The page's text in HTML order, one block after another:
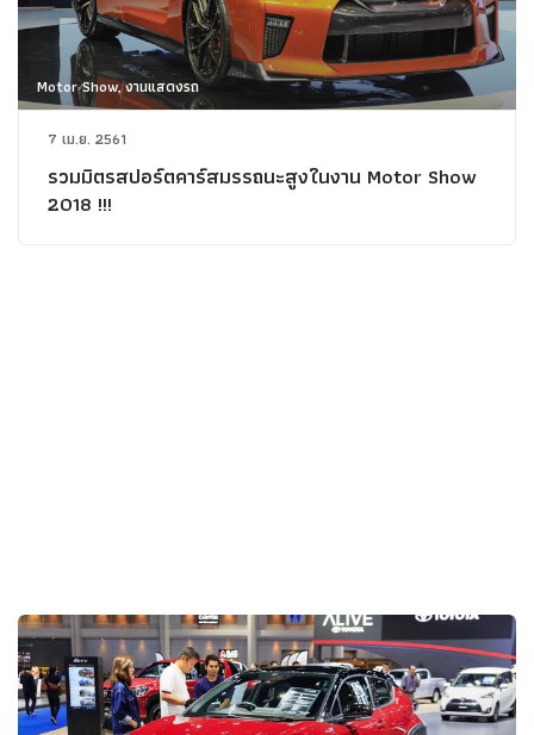
Motor Show, งานแสดงรถ
7 เม.ย. 2561
รวมมิตรสปอร์ตคาร์สมรรถนะสูงในงาน Motor Show
2018 !!!